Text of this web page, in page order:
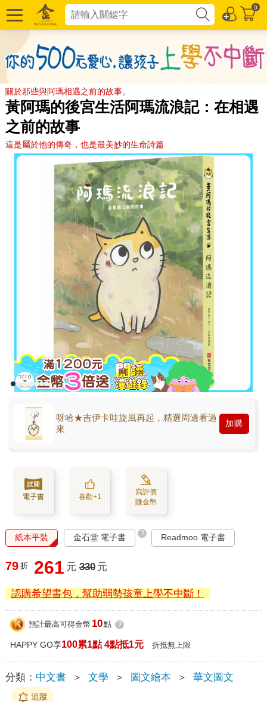
0
關於那些與阿瑪相遇之前的故事。
黃阿瑪的後宮生活阿瑪流浪記：在相遇
之前的故事
這是屬於他的傳奇，也是最美妙的生命詩篇
呀哈★吉伊卡哇旋風再起，精選周邊看過
來
加購
電子書 喜歡+1
寫評價
賺金幣
紙本平裝 金石堂 電子書 ? Readmoo 電子書
79 折 261 元 330 元
認購希望書包，幫助弱勢孩童上學不中斷！
預計最高可得金幣 10點 ?
HAPPY GO享100累1點 4點抵1元 折抵無上限
分類： 中文書 ＞ 文學 ＞ 圖文繪本 ＞ 華文圖文
追蹤